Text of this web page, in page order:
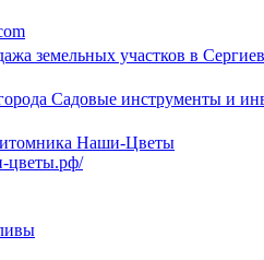
земельных участков в
Садовые инструменты и
Наши-Цветы
цветы.рф/